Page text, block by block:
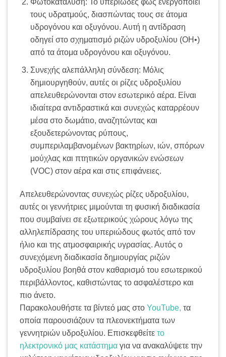
Φωτοκατάλυση: Το υπεριώδες φως ενεργοποιεί
τους υδρατμούς, διασπώντας τους σε άτομα
υδρογόνου και οξυγόνου. Αυτή η αντίδραση
οδηγεί στο σχηματισμό ριζών υδροξυλίου (OH•)
από τα άτομα υδρογόνου και οξυγόνου.
Συνεχής αλεπάλληλη σύνδεση: Μόλις
δημιουργηθούν, αυτές οι ρίζες υδροξυλίου
απελευθερώνονται στον εσωτερικό αέρα. Είναι
ιδιαίτερα αντιδραστικά και συνεχώς καταρρέουν
μέσα στο δωμάτιο, αναζητώντας και
εξουδετερώνοντας ρύπους,
συμπεριλαμβανομένων βακτηρίων, ιών, σπόρων
μούχλας και πτητικών οργανικών ενώσεων
(VOC) στον αέρα και στις επιφάνειες.
Απελευθερώνοντας συνεχώς ρίζες υδροξυλίου,
αυτές οι γεννήτριες μιμούνται τη φυσική διαδικασία
που συμβαίνει σε εξωτερικούς χώρους λόγω της
αλληλεπίδρασης του υπεριώδους φωτός από τον
ήλιο και της ατμοσφαιρικής υγρασίας. Αυτός ο
συνεχόμενη διαδικασία δημιουργίας ριζών
υδροξυλίου βοηθά στον καθαρισμό του εσωτερικού
περιβάλλοντος, καθιστώντας το ασφαλέστερο και
πιο άνετο.
Παρακολουθήστε τα βίντεό μας στο YouTube, τα
οποία παρουσιάζουν τα πλεονεκτήματα των
γεννητριών υδροξυλίου. Επισκεφθείτε το
ηλεκτρονικό μας κατάστημα για να ανακαλύψετε την